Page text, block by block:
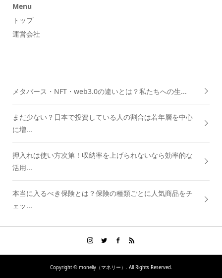
Menu
トップ
運営会社
メタバース・NFT・web3.0の違いとは？私たちへの生...
まだ少ない？日本で投資している人の割合は若年層を中心
に増...
押入れは使い方次第！収納率を上げられないなら効率的な
活用...
本当に入るべき保険とは？保険の種類ごとに人気商品をチ
ェッ...
Copyright ©moneliy（マネリー）. All Rights Reserved.